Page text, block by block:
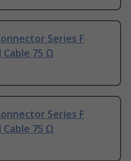
Series F
Cable 75 Ω
Series F
Cable 75 Ω